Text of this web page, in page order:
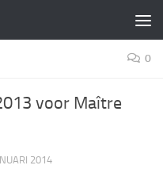
0
voor Maître
2014